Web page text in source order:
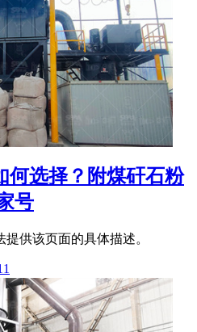
何选择？附煤矸石粉
号
供该页面的具体描述。